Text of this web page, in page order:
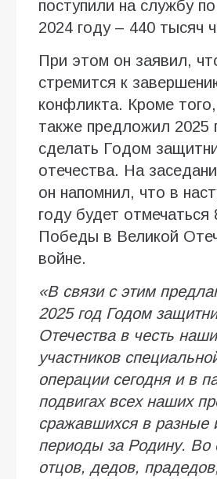
поступили на службу
2024 году – 440 тысяч
При этом он заявил,
стремится к
конфликта. Кроме
также предложил 2025
сделать Годом
отечества. На
он напомнил, что в
году будет отмечаться
Победы в Великой
войне.
«В связи с этим
2025 год Годом
Отечества в честь
участников
операции сегодня и в
подвигах всех наших
сражавшихся в разные
периоды за Родину. Во
отцов, дедов,